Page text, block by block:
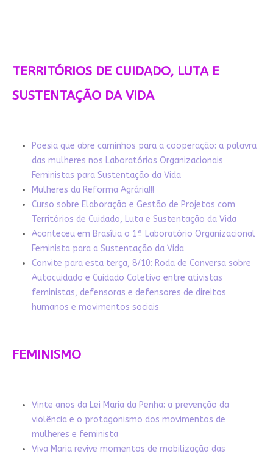
TERRITÓRIOS DE CUIDADO, LUTA E
SUSTENTAÇÃO DA VIDA
Poesia que abre caminhos para a cooperação: a palavra
das mulheres nos Laboratórios Organizacionais
Feministas para Sustentação da Vida
Mulheres da Reforma Agrária!!!
Curso sobre Elaboração e Gestão de Projetos com
Territórios de Cuidado, Luta e Sustentação da Vida
Aconteceu em Brasília o 1º Laboratório Organizacional
Feminista para a Sustentação da Vida
Convite para esta terça, 8/10: Roda de Conversa sobre
Autocuidado e Cuidado Coletivo entre ativistas
feministas, defensoras e defensores de direitos
humanos e movimentos sociais
FEMINISMO
Vinte anos da Lei Maria da Penha: a prevenção da
violência e o protagonismo dos movimentos de
mulheres e feminista
Viva Maria revive momentos de mobilização das